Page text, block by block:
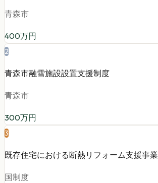
青森市
400万円
2
青森市融雪施設設置支援制度
青森市
300万円
3
既存住宅における断熱リフォーム支援事業
国制度